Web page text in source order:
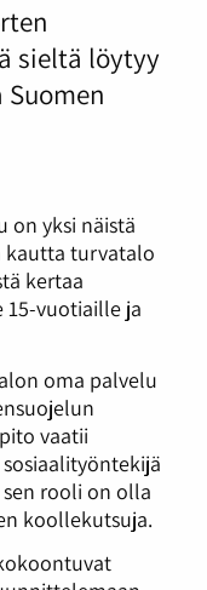
sieltä löytyy
on yksi näistä
kautta turvatalo
kertaa
15-vuotiaille ja
oma palvelu
vaatii
rooli on olla
koollekutsuja.